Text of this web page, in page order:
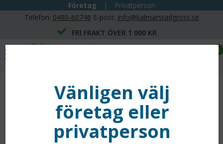
Företag |
Privatperson
Telefon: 0480-60746 E-post: info@kalmarstadgross.se
FRI FRAKT ÖVER 1 000 KR
0
Vänligen välj
företag eller
privatperson